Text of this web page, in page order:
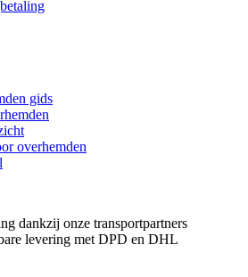
gids
overhemden
dankzij onze transportpartners
levering met DPD en DHL